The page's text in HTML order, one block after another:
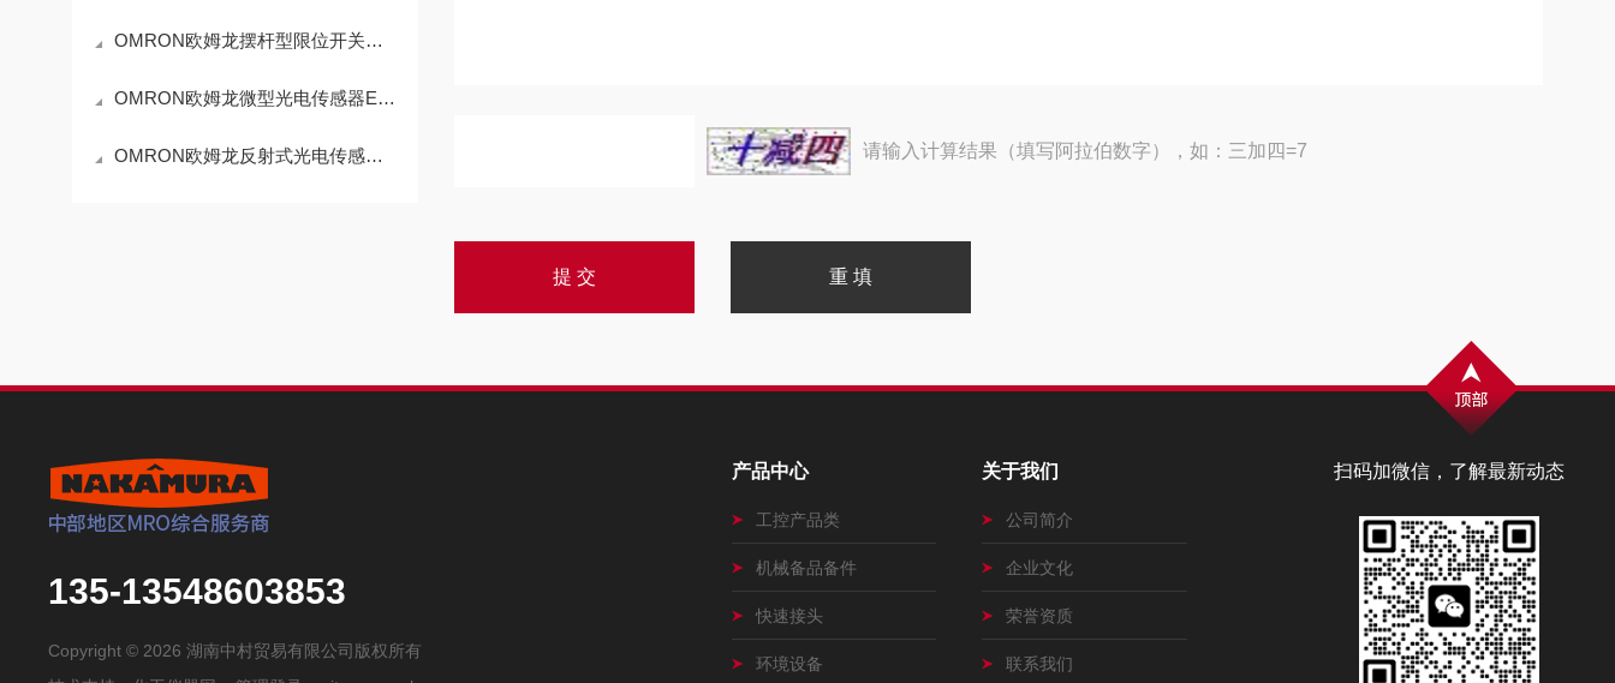
OMRON欧姆龙摆杆型限位开关WLCA2-Q适用场景
OMRON欧姆龙微型光电传感器EE-SX674工作原理
OMRON欧姆龙反射式光电传感器ET3-SL21 2M的操作方法 请输入计算结果（填写阿拉伯数字），如：三加四=7
扫码加微信，了解最新动态
135-13548603853
Copyright © 2026 湖南中村贸易有限公司版权所有
产品中心
工控产品类
机械备品备件
快速接头
环境设备
关于我们
公司简介
企业文化
荣誉资质
联系我们